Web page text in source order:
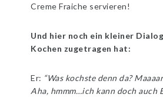
Creme Fraiche servieren!
Und hier noch ein kleiner
Kochen zugetragen hat:
Er: “Was kochste denn da?
Aha, hmmm…ich kann doch auch